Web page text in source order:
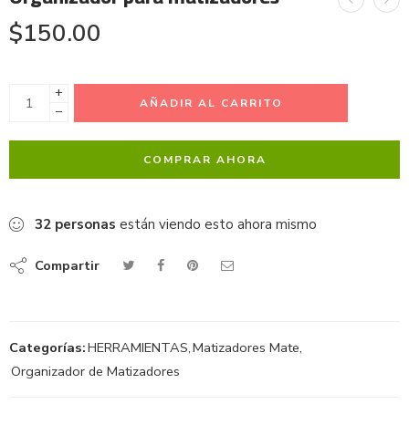
$150.00
+
−
AÑADIR AL CARRITO
COMPRAR AHORA
32 personas están viendo esto ahora mismo
Compartir
Categorías:HERRAMIENTAS,Matizadores Mate,
Organizador de Matizadores